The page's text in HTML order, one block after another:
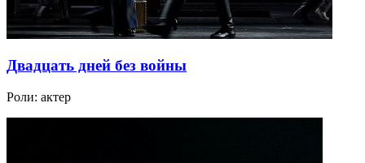
Двадцать дней без войны
Роли: актер